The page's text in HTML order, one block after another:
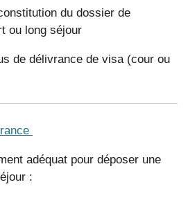
du dossier de
ou long séjour
de délivrance de visa (cour ou
adéquat pour déposer une
: